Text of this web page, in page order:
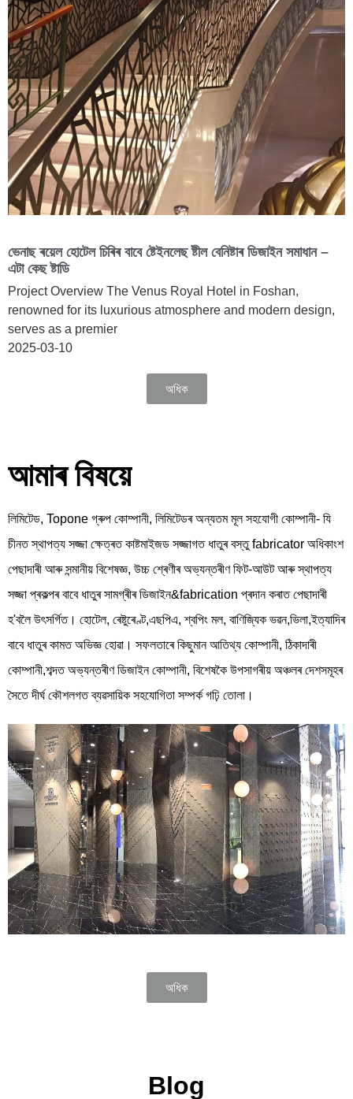
ভেনাছ ৰয়েল হোটেল চিৰিৰ বাবে ষ্টেইনলেছ ষ্টীল বেনিষ্টাৰ ডিজাইন সমাধান –
এটা কেছ ষ্টাডি
Project Overview The Venus Royal Hotel in Foshan,
renowned for its luxurious atmosphere and modern design,
serves as a premier
2025-03-10
অধিক
আমাৰ বিষয়ে
লিমিটেড, Topone গ্ৰুপ কোম্পানী, লিমিটেডৰ অন্যতম মূল সহযোগী কোম্পানী- যি
চীনত স্থাপত্য সজ্জা ক্ষেত্ৰত কাষ্টমাইজড সজ্জাগত ধাতুৰ বস্তু fabricator অধিকাংশ
পেছাদাৰী আৰু সন্মানীয় বিশেষজ্ঞ, উচ্চ শ্ৰেণীৰ অভ্যন্তৰীণ ফিট-আউট আৰু স্থাপত্য
সজ্জা প্ৰকল্পৰ বাবে ধাতুৰ সামগ্ৰীৰ ডিজাইন&fabrication প্ৰদান কৰাত পেছাদাৰী
হ'বলৈ উৎসৰ্গিত। হোটেল, ৰেষ্টুৰেণ্ট,এছপিএ, শ্বপিং মল, বাণিজ্যিক ভৱন,ভিলা,ইত্যাদিৰ
বাবে ধাতুৰ কামত অভিজ্ঞ হোৱা। সফলতাৰে কিছুমান আতিথ্য কোম্পানী, ঠিকাদাৰী
কোম্পানী,শব্দত অভ্যন্তৰীণ ডিজাইন কোম্পানী, বিশেষকৈ উপসাগৰীয় অঞ্চলৰ দেশসমূহৰ
সৈতে দীৰ্ঘ কৌশলগত ব্যৱসায়িক সহযোগিতা সম্পৰ্ক গঢ়ি তোলা।
অধিক
Blog